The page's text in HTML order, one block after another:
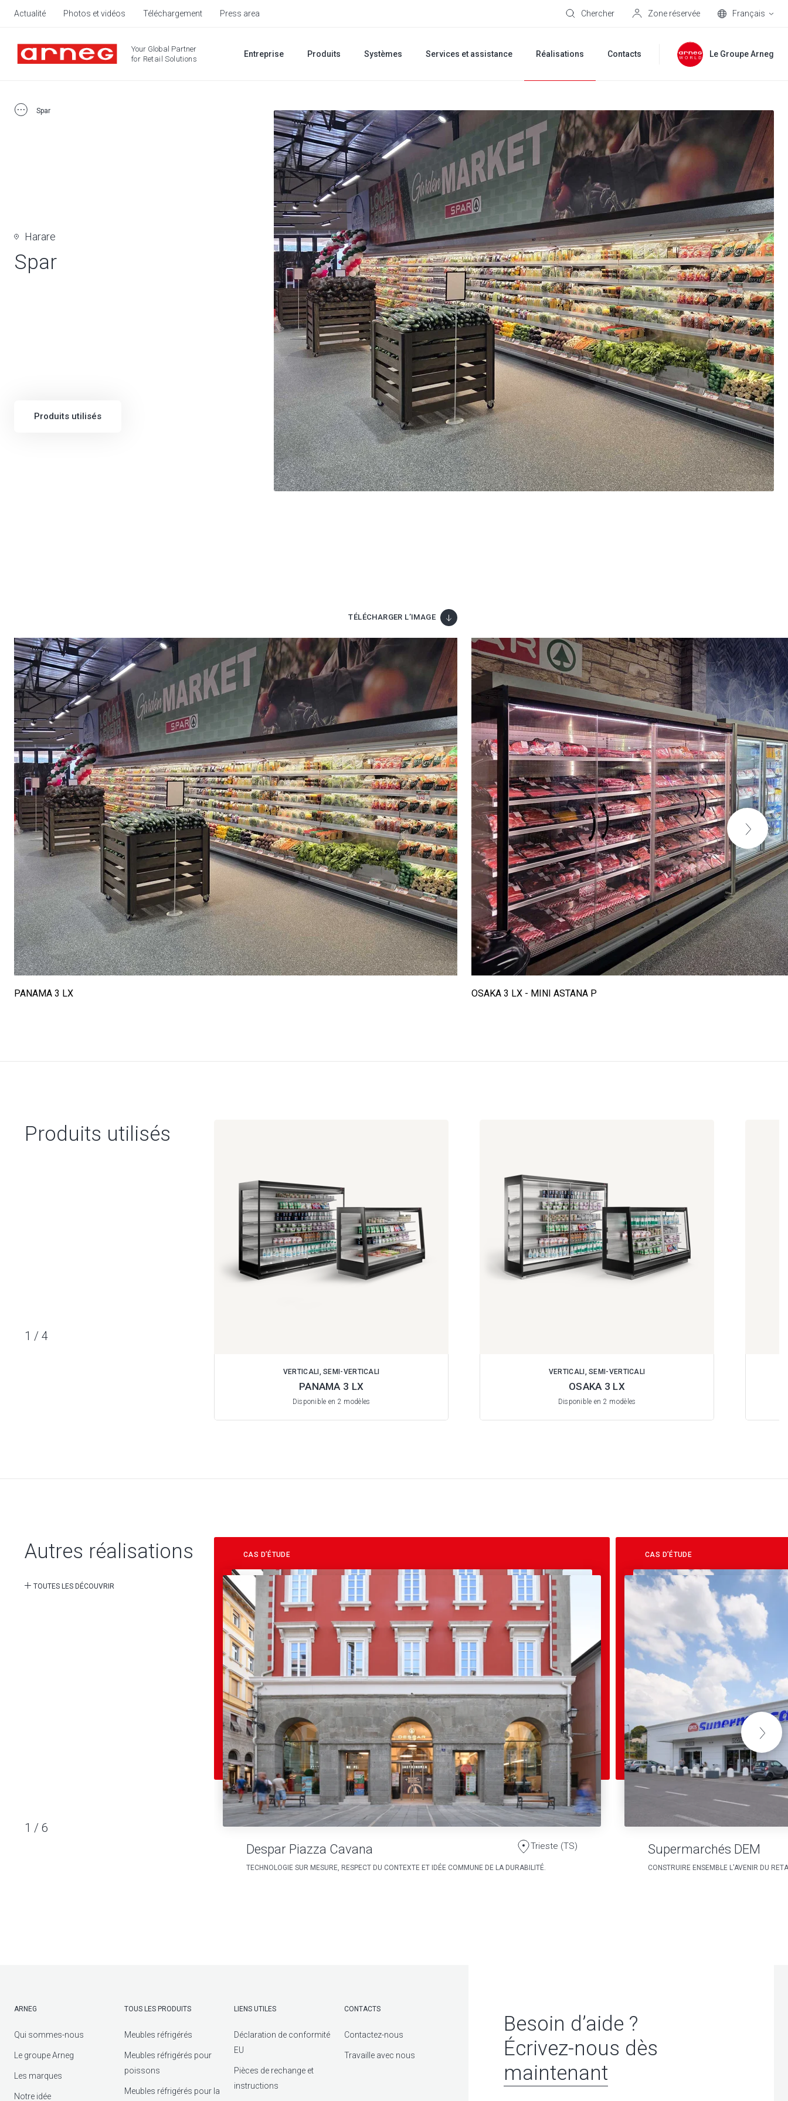
Actualité Photos et vidéos Téléchargement Press area Chercher Zone réservée Français
Your Global Partner
for Retail Solutions
Entreprise Produits Systèmes Services et assistance Réalisations Contacts Le Groupe Arneg
Spar
Harare
Spar
Produits utilisés
TÉLÉCHARGER L’IMAGE
PANAMA 3 LX OSAKA 3 LX - MINI ASTANA P
Produits utilisés
1 / 4
VERTICALI, SEMI-VERTICALI
PANAMA 3 LX
Disponible en 2 modèles
VERTICALI, SEMI-VERTICALI
OSAKA 3 LX
Disponible en 2 modèles
Autres réalisations
TOUTES LES DÉCOUVRIR
1 / 6
CAS D’ÉTUDE
Despar Piazza Cavana Trieste (TS)
TECHNOLOGIE SUR MESURE, RESPECT DU CONTEXTE ET IDÉE COMMUNE DE LA DURABILITÉ.
CAS D’ÉTUDE
Supermarchés DEM
CONSTRUIRE ENSEMBLE L'AVENIR DU
ARNEG
Qui sommes-nous
Le groupe Arneg
Les marques
Notre idée
TOUS LES PRODUITS
Meubles réfrigérés
Meubles réfrigérés pour
poissons
Meubles réfrigérés pour la
LIENS UTILES
Déclaration de conformité
EU
Pièces de rechange et
instructions
CONTACTS
Contactez-nous
Travaille avec nous
Besoin d’aide ?
Écrivez-nous dès
maintenant